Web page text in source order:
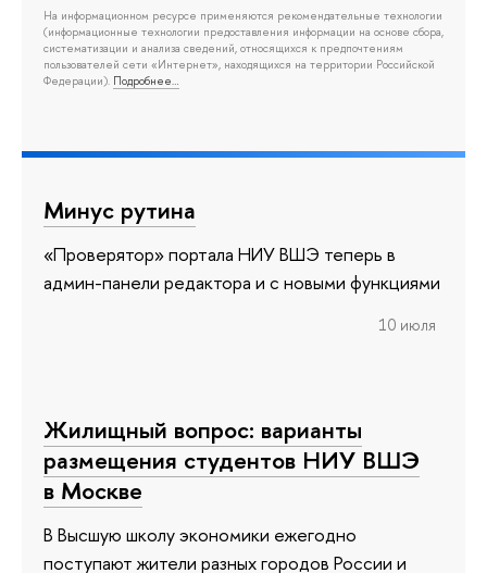
На информационном ресурсе применяются рекомендательные технологии
(информационные технологии предоставления информации на основе сбора,
систематизации и анализа сведений, относящихся к предпочтениям
пользователей сети «Интернет», находящихся на территории Российской
Федерации). Подробнее…
Минус рутина
«Проверятор» портала НИУ ВШЭ теперь в
админ-панели редактора и с новыми функциями
10 июля
Жилищный вопрос: варианты
размещения студентов НИУ ВШЭ
в Москве
В Высшую школу экономики ежегодно
поступают жители разных городов России и